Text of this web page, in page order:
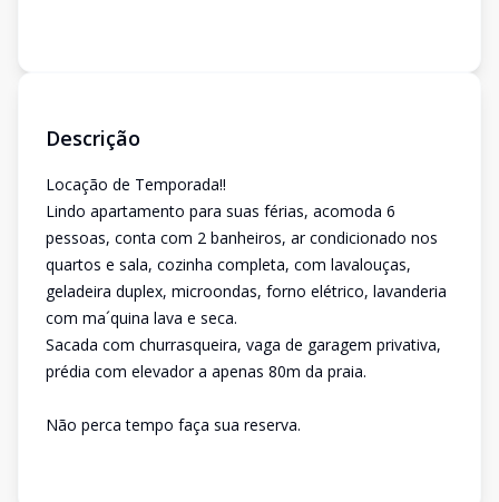
Descrição
Locação de Temporada!!
Lindo apartamento para suas férias, acomoda 6
pessoas, conta com 2 banheiros, ar condicionado nos
quartos e sala, cozinha completa, com lavalouças,
geladeira duplex, microondas, forno elétrico, lavanderia
com ma´quina lava e seca.
Sacada com churrasqueira, vaga de garagem privativa,
prédia com elevador a apenas 80m da praia.
Não perca tempo faça sua reserva.